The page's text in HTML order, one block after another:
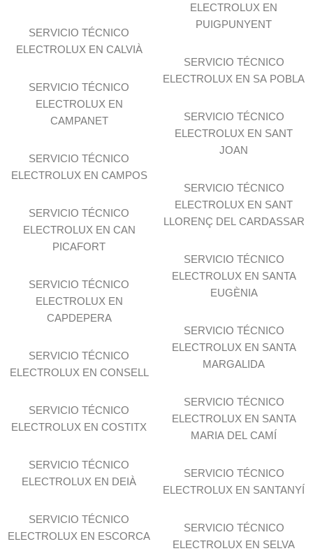
SERVICIO TÉCNICO
ELECTROLUX EN CALVIÀ
SERVICIO TÉCNICO
ELECTROLUX EN
CAMPANET
SERVICIO TÉCNICO
ELECTROLUX EN CAMPOS
SERVICIO TÉCNICO
ELECTROLUX EN CAN
PICAFORT
SERVICIO TÉCNICO
ELECTROLUX EN
CAPDEPERA
SERVICIO TÉCNICO
ELECTROLUX EN CONSELL
SERVICIO TÉCNICO
ELECTROLUX EN COSTITX
SERVICIO TÉCNICO
ELECTROLUX EN DEIÀ
SERVICIO TÉCNICO
ELECTROLUX EN ESCORCA
ELECTROLUX EN
PUIGPUNYENT
SERVICIO TÉCNICO
ELECTROLUX EN SA POBLA
SERVICIO TÉCNICO
ELECTROLUX EN SANT
JOAN
SERVICIO TÉCNICO
ELECTROLUX EN SANT
LLORENÇ DEL CARDASSAR
SERVICIO TÉCNICO
ELECTROLUX EN SANTA
EUGÈNIA
SERVICIO TÉCNICO
ELECTROLUX EN SANTA
MARGALIDA
SERVICIO TÉCNICO
ELECTROLUX EN SANTA
MARIA DEL CAMÍ
SERVICIO TÉCNICO
ELECTROLUX EN SANTANYÍ
SERVICIO TÉCNICO
ELECTROLUX EN SELVA